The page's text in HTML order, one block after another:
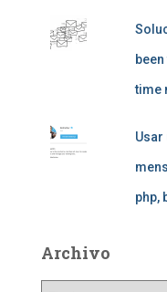
time
Usar
php,
Archivo
Archivo